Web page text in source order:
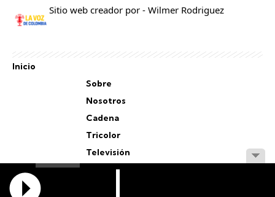
Sitio web creador por - Wilmer Rodriguez
Inicio
Sobre
Nosotros
Cadena
Tricolor
Televisión
Personal